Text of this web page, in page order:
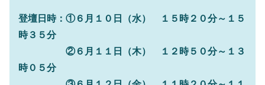
登壇日時：①６月１０日（水） １５時２０分～１５
時３５分
②６月１１日（木） １２時５０分～１３
時０５分